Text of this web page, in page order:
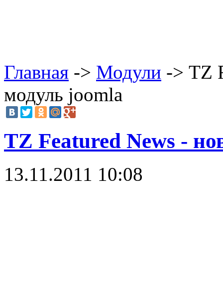
Главная -> Модули -> TZ
модуль joomla
TZ Featured News -
13.11.2011 10:08